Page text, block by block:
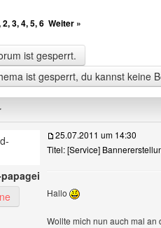
2,3,4,5,6 Weiter »
ist gesperrt.
ist gesperrt, du kannst keine
Benutzer-Profile anzeigen
25.07.2011 um 14:30
Titel: [Service]
Hallo
Wollte mich nun auch mal an